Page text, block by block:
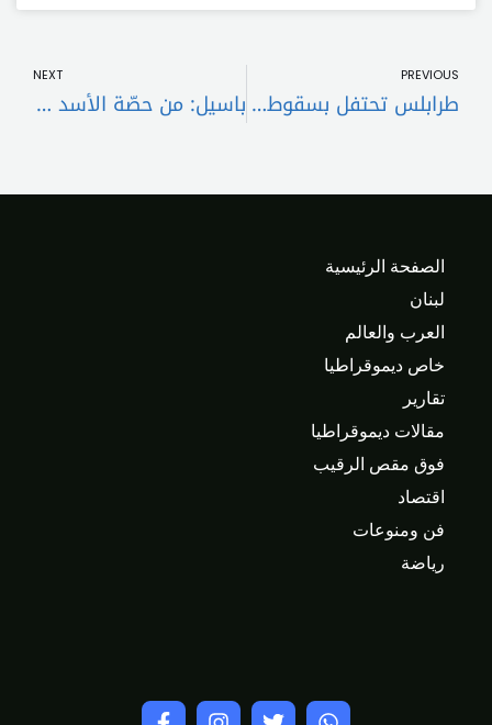
PREVIOUS
طرابلس تحتفل بسقوط الأسد: من ينفخ ببوق الفتنة؟
NEXT
باسيل: من حصّة الأسد إلى لاعب درجة ثانية
الصفحة الرئيسية
لبنان
العرب والعالم
خاص ديموقراطيا
تقارير
مقالات ديموقراطيا
فوق مقص الرقيب
اقتصاد
فن ومنوعات
رياضة